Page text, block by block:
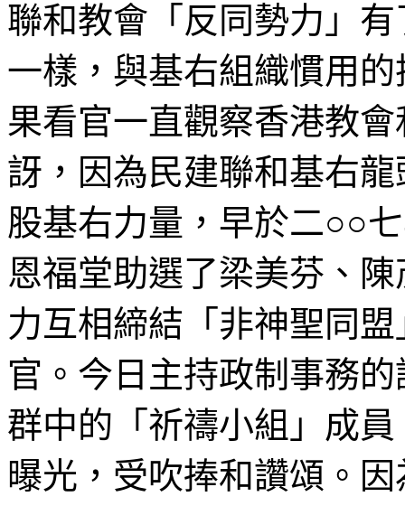
聯和教會「反同勢力」
一樣，與基右組織慣用
果看官一直觀察香港教
訝，因為民建聯和基右
股基右力量，早於二○○
恩福堂助選了梁美芬、
力互相締結「非神聖同
官。今日主持政制事務
群中的「祈禱小組」成
曝光，受吹捧和讚頌。